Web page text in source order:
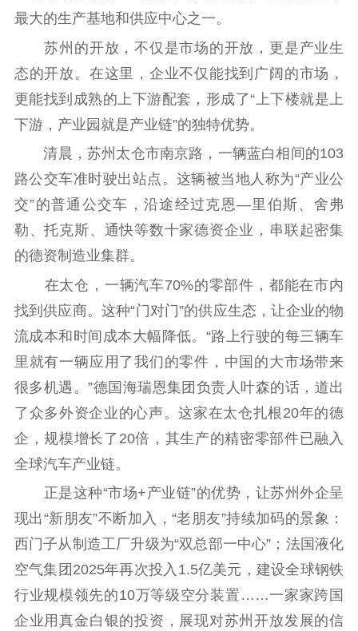
最大的生产基地和供应中心之一。
苏州的开放，不仅是市场的开放，更是产业生
态的开放。在这里，企业不仅能找到广阔的市场，
更能找到成熟的上下游配套，形成了“上下楼就是上
下游，产业园就是产业链”的独特优势。
清晨，苏州太仓市南京路，一辆蓝白相间的103
路公交车准时驶出站点。这辆被当地人称为“产业公
交”的普通公交车，沿途经过克恩—里伯斯、舍弗
勒、托克斯、通快等数十家德资企业，串联起密集
的德资制造业集群。
在太仓，一辆汽车70%的零部件，都能在市内
找到供应商。这种“门对门”的供应生态，让企业的物
流成本和时间成本大幅降低。“路上行驶的每三辆车
里就有一辆应用了我们的零件，中国的大市场带来
很多机遇。”德国海瑞恩集团负责人叶森的话，道出
了众多外资企业的心声。这家在太仓扎根20年的德
企，规模增长了20倍，其生产的精密零部件已融入
全球汽车产业链。
正是这种“市场+产业链”的优势，让苏州外企呈
现出“新朋友”不断加入，“老朋友”持续加码的景象：
西门子从制造工厂升级为“双总部一中心”；法国液化
空气集团2025年再次投入1.5亿美元，建设全球钢铁
行业规模领先的10万等级空分装置……一家家跨国
企业用真金白银的投资，展现对苏州开放发展的信